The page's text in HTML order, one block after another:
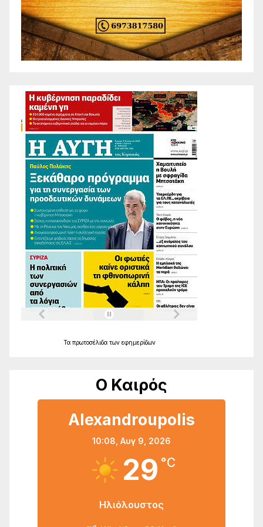
Τα πρωτοσέλιδα των εφημερίδων
Ο Καιρός
Alexandroupolis
10:08, Αυγ 9, 2026
29 °C
Ηλιόλουστος